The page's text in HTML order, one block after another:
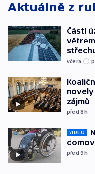
Aktuálně z
Částí
včera
zájmů
před 8h
VIDEO
před 9h